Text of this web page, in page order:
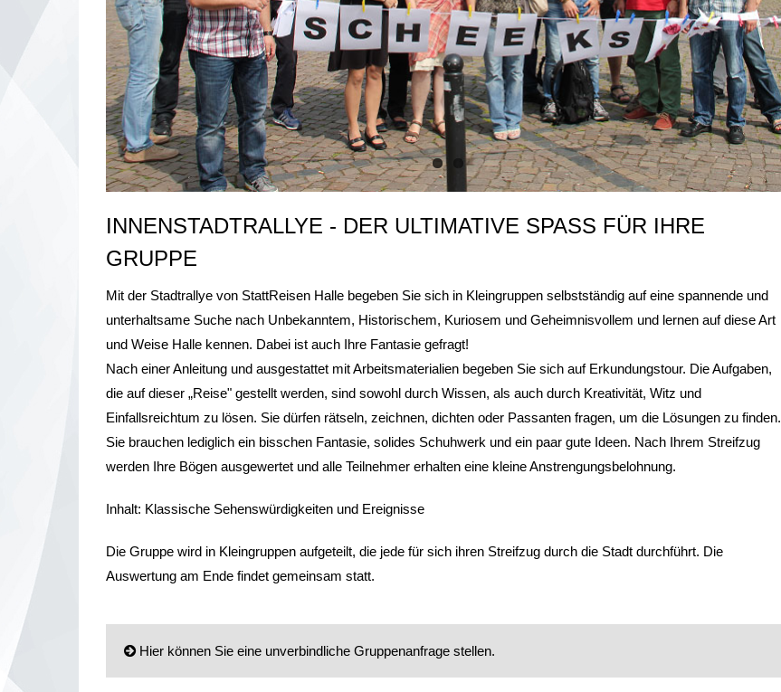
INNENSTADTRALLYE - DER ULTIMATIVE SPASS FÜR IHRE G
RUPPE
Mit der Stadtrallye von StattReisen Halle begeben Sie sich in Kleingruppen selbstständig auf eine spannende und
unterhaltsame Suche nach Unbekanntem, Historischem, Kuriosem und Geheimnisvollem und lernen auf diese Art
und Weise Halle kennen. Dabei ist auch Ihre Fantasie gefragt!
Nach einer Anleitung und ausgestattet mit Arbeitsmaterialien begeben Sie sich auf Erkundungstour. Die Aufgaben,
die auf dieser „Reise" gestellt werden, sind sowohl durch Wissen, als auch durch Kreativität, Witz und
Einfallsreichtum zu lösen. Sie dürfen rätseln, zeichnen, dichten oder Passanten fragen, um die Lösungen zu finden.
Sie brauchen lediglich ein bisschen Fantasie, solides Schuhwerk und ein paar gute Ideen. Nach Ihrem Streifzug
werden Ihre Bögen ausgewertet und alle Teilnehmer erhalten eine kleine Anstrengungsbelohnung.
Inhalt: Klassische Sehenswürdigkeiten und Ereignisse
Die Gruppe wird in Kleingruppen aufgeteilt, die jede für sich ihren Streifzug durch die Stadt durchführt. Die
Auswertung am Ende findet gemeinsam statt.
Hier können Sie eine unverbindliche Gruppenanfrage stellen.